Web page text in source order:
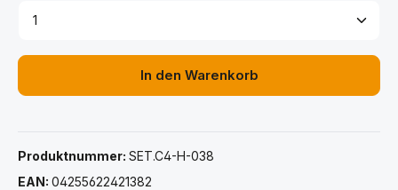
Produkt Anzahl: Gib den gewünschten Wert ein
In den Warenkorb
Produktnummer: SET.C4-H-038
EAN: 04255622421382